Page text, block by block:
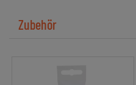
Zubehör